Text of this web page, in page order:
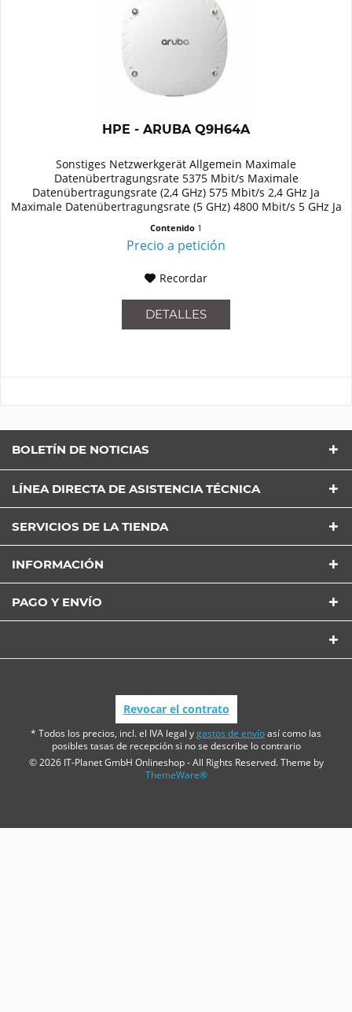
HPE - ARUBA Q9H64A
Sonstiges Netzwerkgerät Allgemein Maximale
Datenübertragungsrate 5375 Mbit/s Maximale
Datenübertragungsrate (2,4 GHz) 575 Mbit/s 2,4 GHz Ja
Maximale Datenübertragungsrate (5 GHz) 4800 Mbit/s 5 GHz Ja
Contenido 1
Precio a petición
Recordar
DETALLES
BOLETÍN DE NOTICIAS
LÍNEA DIRECTA DE ASISTENCIA TÉCNICA
SERVICIOS DE LA TIENDA
INFORMACIÓN
PAGO Y ENVÍO
Revocar el contrato
* Todos los precios, incl. el IVA legal ygastos de envíoasí como las
posibles tasas de recepción si no se describe lo contrario
© 2026 IT-Planet GmbH Onlineshop - All Rights Reserved. Theme by
ThemeWare®